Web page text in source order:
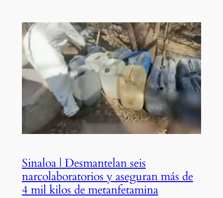
Sinaloa | Desmantelan seis
narcolaboratorios y aseguran más de
4 mil kilos de metanfetamina